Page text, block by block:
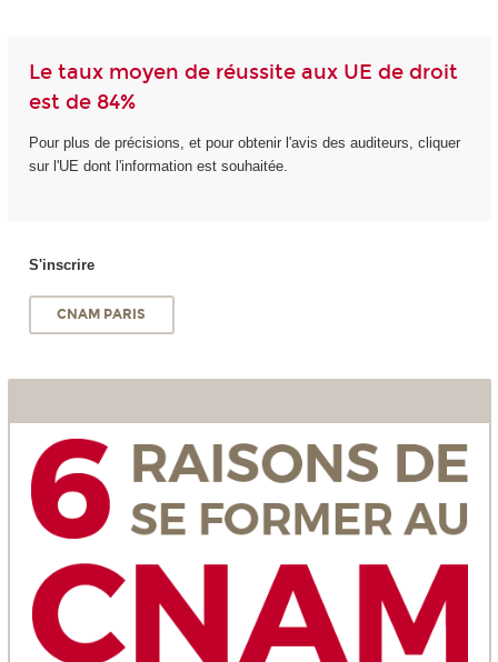
Le taux moyen de réussite aux UE de droit
est de 84%
Pour plus de précisions, et pour obtenir l'avis des auditeurs, cliquer
sur l'UE dont l'information est souhaitée.
S'inscrire
CNAM PARIS